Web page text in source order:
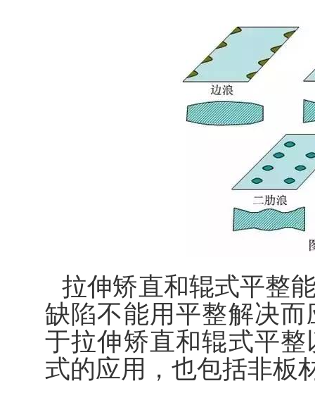
拉伸矫直和辊式平整
缺陷不能用平整解决
于拉伸矫直和辊式平
式的应用，也包括非板